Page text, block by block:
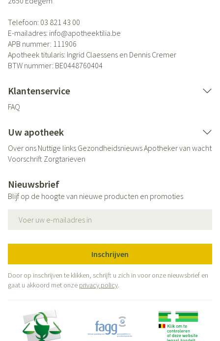
Telefoon: 03 821 43 00
E-mailadres: info@apotheektilia.be
APB nummer: 111906
Apotheek titularis: Ingrid Claessens en Dennis Cremer
BTW nummer: BE0448760404
Klantenservice
FAQ
Uw apotheek
Over ons Nuttige links GezondheidsnieuwsApotheker van wacht
Voorschrift Zorgtarieven
Nieuwsbrief
Blijf op de hoogte van nieuwe producten en promoties
Inschrijven
Door op inschrijven te klikken, schrijft u zich in voor onze nieuwsbrief en
gaat u akkoord met onze privacy policy.